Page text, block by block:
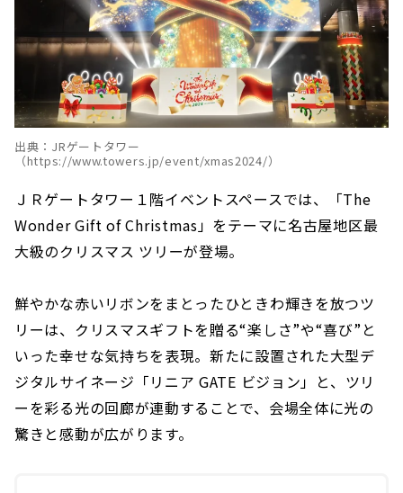
出典：JRゲートタワー
（https://www.towers.jp/event/xmas2024/）
ＪＲゲートタワー１階イベントスペースでは、「The
Wonder Gift of Christmas」をテーマに名古屋地区最
大級のクリスマス ツリーが登場。
鮮やかな赤いリボンをまとったひときわ輝きを放つツ
リーは、クリスマスギフトを贈る“楽しさ”や“喜び”と
いった幸せな気持ちを表現。新たに設置された大型デ
ジタルサイネージ「リニア GATE ビジョン」と、ツリ
ーを彩る光の回廊が連動することで、会場全体に光の
驚きと感動が広がります。